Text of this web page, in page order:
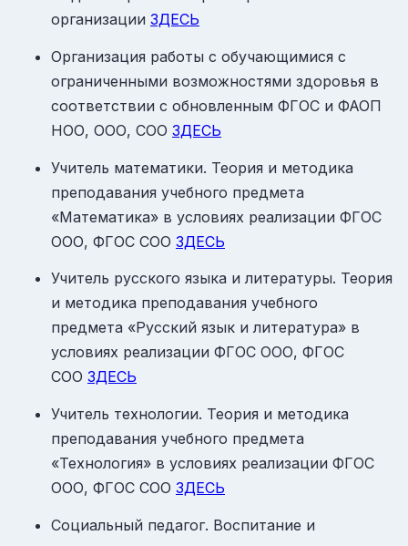
организации ЗДЕСЬ
Организация работы с обучающимися с
ограниченными возможностями здоровья в
соответствии с обновленным ФГОС и ФАОП
НОО, ООО, СОО ЗДЕСЬ
Учитель математики. Теория и методика
преподавания учебного предмета
«Математика» в условиях реализации ФГОС
ООО, ФГОС СОО ЗДЕСЬ
Учитель русского языка и литературы. Теория
и методика преподавания учебного
предмета «Русский язык и литература» в
условиях реализации ФГОС ООО, ФГОС
СОО ЗДЕСЬ
Учитель технологии. Теория и методика
преподавания учебного предмета
«Технология» в условиях реализации ФГОС
ООО, ФГОС СОО ЗДЕСЬ
Социальный педагог. Воспитание и